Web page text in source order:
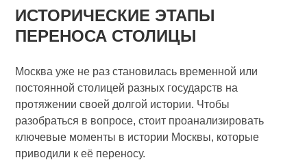
ИСТОРИЧЕСКИЕ ЭТАПЫ
ПЕРЕНОСА СТОЛИЦЫ
Москва уже не раз становилась временной или
постоянной столицей разных государств на
протяжении своей долгой истории. Чтобы
разобраться в вопросе, стоит проанализировать
ключевые моменты в истории Москвы, которые
приводили к её переносу.